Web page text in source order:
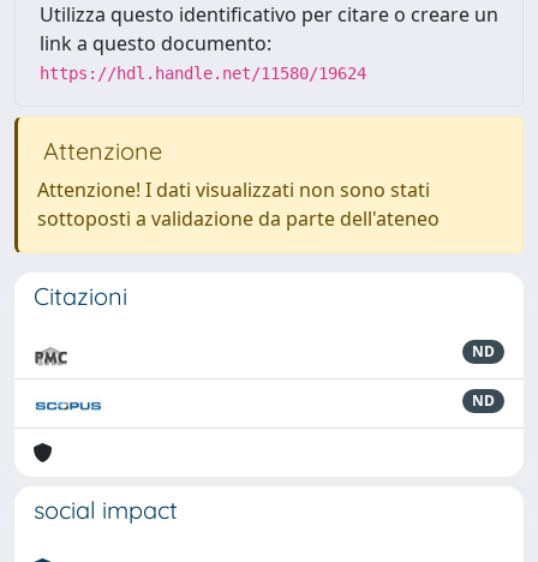
Utilizza questo identificativo per citare o creare un
link a questo documento:
https://hdl.handle.net/11580/19624
Attenzione
Attenzione! I dati visualizzati non sono stati
sottoposti a validazione da parte dell'ateneo
Citazioni
ND
ND
social impact